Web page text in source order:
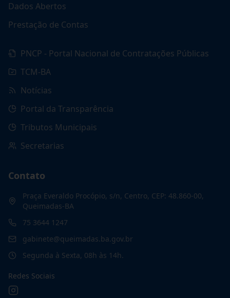
Dados Abertos
Prestação de Contas
PNCP - Portal Nacional de Contratações Públicas
TCM-BA
Notícias
Portal da Transparência
Tributos Municipais
Secretarias
Contato
Praça Everaldo Procópio, s/n, Centro, CEP: 48.860-00,
Queimadas-BA
75 3644 1247
gabinete@queimadas.ba.gov.br
Segunda à Sexta, 08h às 14h.
Redes Sociais